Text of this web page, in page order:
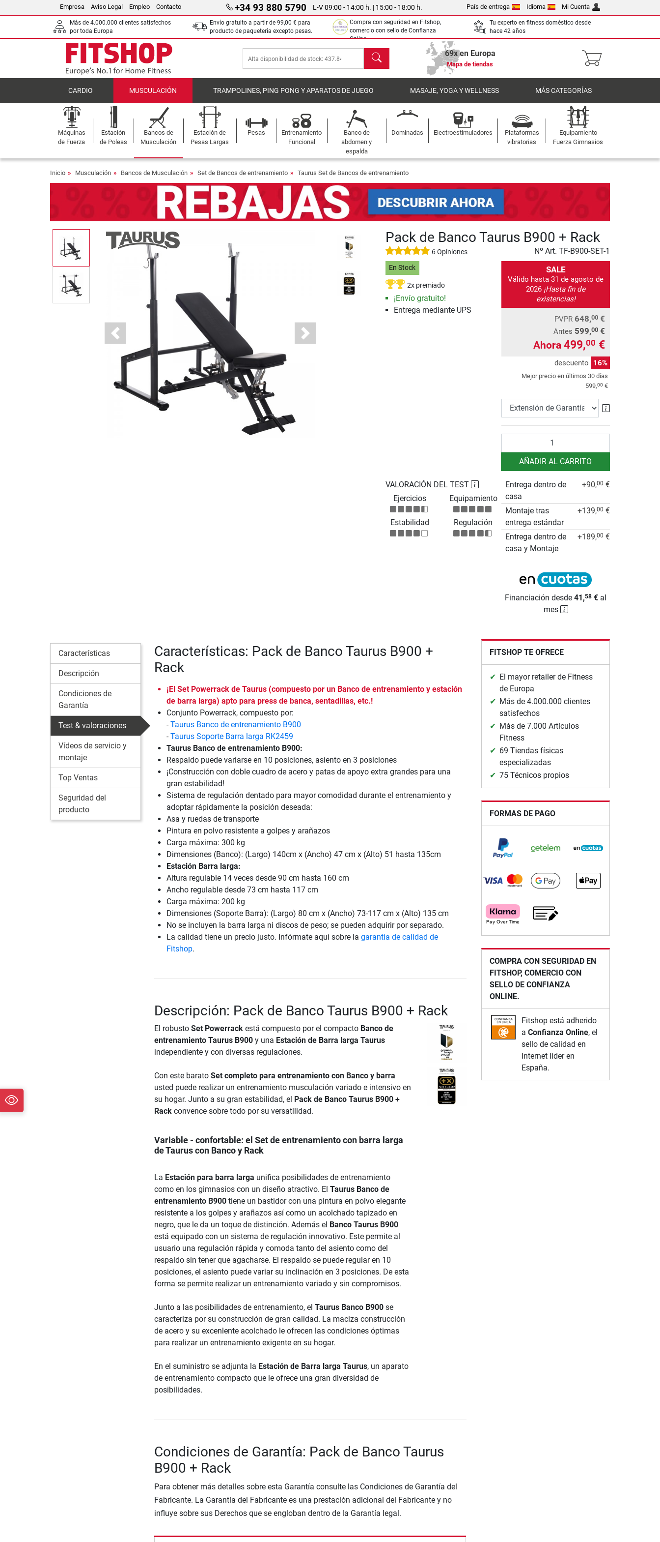
Empresa Aviso Legal Empleo Contacto +34 93 880 5790 L-V 09:00 - 14:00 h. | 15:00 - 18:00 h. País de entrega Idioma Mi Cuenta
Más de 4.000.000 clientes satisfechos
por toda Europa
Envío gratuito a partir de 99,00 € para
producto de paquetería excepto pesas.
Compra con seguridad en Fitshop,
comercio con sello de Confianza
Online.
Tu experto en fitness doméstico desde
hace 42 años
Buscar 69x en Europa
Mapa de tiendas
CARDIO MUSCULACIÓN TRAMPOLINES, PING PONG Y APARATOS DE JUEGO MASAJE, YOGA Y WELLNESS MÁS CATEGORÍAS
Máquinas
de Fuerza
Estación
de Poleas
Bancos de
Musculación
Estación de
Pesas Largas
Pesas
Entrenamiento
Funcional
Banco de
abdomen y
espalda
Dominadas Electroestimuladores
Plataformas
vibratorias
Equipamiento
Fuerza Gimnasios
Inicio Musculación Bancos de Musculación Set de Bancos de entrenamiento Taurus Set de Bancos de entrenamiento
Previous Next
Pack de Banco Taurus B900 + Rack
6 Opiniones Nº Art. TF-B900-SET-1
En Stock
2x premiado
¡Envío gratuito!
Entrega mediante UPS
SALE
Válido hasta 31 de agosto de
2026 ¡Hasta fin de
existencias!
PVPR 648,00 €
Antes 599,00 €
Ahora 499,00 €
descuento 16%
Mejor precio en últimos 30 días
599,00 €
Extensión de
AÑADIR AL CARRITO
VALORACIÓN DEL TEST
Ejercicios
Equipamiento
Estabilidad Regulación
Entrega dentro de
casa
+90,00 €
Montaje tras
entrega estándar
+139,00 €
Entrega dentro de
casa y Montaje
+189,00 €
Financiación desde41,58 € al
mes
Características
Descripción
Condiciones de
Garantía
Test & valoraciones
Vídeos de servicio y
montaje
Top Ventas
Seguridad del
producto
Características: Pack de Banco Taurus B900 +
Rack
¡El Set Powerrack de Taurus (compuesto por un Banco de entrenamiento y estación
de barra larga) apto para press de banca, sentadillas, etc.!
Conjunto Powerrack, compuesto por:
-Taurus Banco de entrenamiento B900
-Taurus Soporte Barra larga RK2459
Taurus Banco de entrenamiento B900:
Respaldo puede variarse en 10 posiciones, asiento en 3 posiciones
¡Construcción con doble cuadro de acero y patas de apoyo extra grandes para una
gran estabilidad!
Sistema de regulación dentado para mayor comodidad durante el entrenamiento y
adoptar rápidamente la posición deseada:
Asa y ruedas de transporte
Pintura en polvo resistente a golpes y arañazos
Carga máxima: 300 kg
Dimensiones (Banco): (Largo) 140cm x (Ancho) 47 cm x (Alto) 51 hasta 135cm
Estación Barra larga:
Altura regulable 14 veces desde 90 cm hasta 160 cm
Ancho regulable desde 73 cm hasta 117 cm
Carga máxima: 200 kg
Dimensiones (Soporte Barra): (Largo) 80 cm x (Ancho) 73-117 cm x (Alto) 135 cm
No se incluyen la barra larga ni discos de peso; se pueden adquirir por separado.
La calidad tiene un precio justo. Infórmate aquí sobre la garantía de calidad de
Fitshop.
Descripción: Pack de Banco Taurus B900 + Rack
El robusto Set Powerrackestá compuesto por el compacto Banco de
entrenamiento Taurus B900y una Estación de Barra larga Taurus
independiente y con diversas regulaciones.
Con este barato Set completo para entrenamiento con Banco y barra
usted puede realizar un entrenamiento musculación variado e intensivo en
su hogar. Junto a su gran estabilidad, el Pack de Banco Taurus B900 +
Rackconvence sobre todo por su versatilidad.
Variable - confortable: el Set de entrenamiento con barra larga
de Taurus con Banco y Rack
La Estación para barra larga unifica posibilidades de entrenamiento
como en los gimnasios con un diseño atractivo. El Taurus Banco de
entrenamiento B900tiene un bastidor con una pintura en polvo elegante
resistente a los golpes y arañazos así como un acolchado tapizado en
negro, que le da un toque de distinción. Además el Banco Taurus B900
está equipado con un sistema de regulación innovativo. Este permite al
usuario una regulación rápida y comoda tanto del asiento como del
respaldo sin tener que agacharse. El respaldo se puede regular en 10
posiciones, el asiento puede variar su inclinación en 3 posiciones. De esta
forma se permite realizar un entrenamiento variado y sin compromisos.
Junto a las posibilidades de entrenamiento, el Taurus Banco B900se
caracteriza por su construcción de gran calidad. La maciza construcción
de acero y su excenlente acolchado le ofrecen las condiciones óptimas
para realizar un entrenamiento exigente en su hogar.
En el suministro se adjunta la Estación de Barra larga Taurus, un aparato
de entrenamiento compacto que le ofrece una gran diversidad de
posibilidades.
Condiciones de Garantía: Pack de Banco Taurus
B900 + Rack
Para obtener más detalles sobre esta Garantía consulte las Condiciones de Garantía del
Fabricante. La Garantía del Fabricante es una prestación adicional del Fabricante y no
influye sobre sus Derechos que se engloban dentro de la Garantía legal.
FITSHOP TE OFRECE
El mayor retailer de Fitness
de Europa
Más de 4.000.000 clientes
satisfechos
Más de 7.000 Artículos
Fitness
69 Tiendas físicas
especializadas
75 Técnicos propios
FORMAS DE PAGO
COMPRA CON SEGURIDAD EN
FITSHOP, COMERCIO CON
SELLO DE CONFIANZA
ONLINE.
Fitshop está adherido
a Confianza Online, el
sello de calidad en
Internet líder en
España.